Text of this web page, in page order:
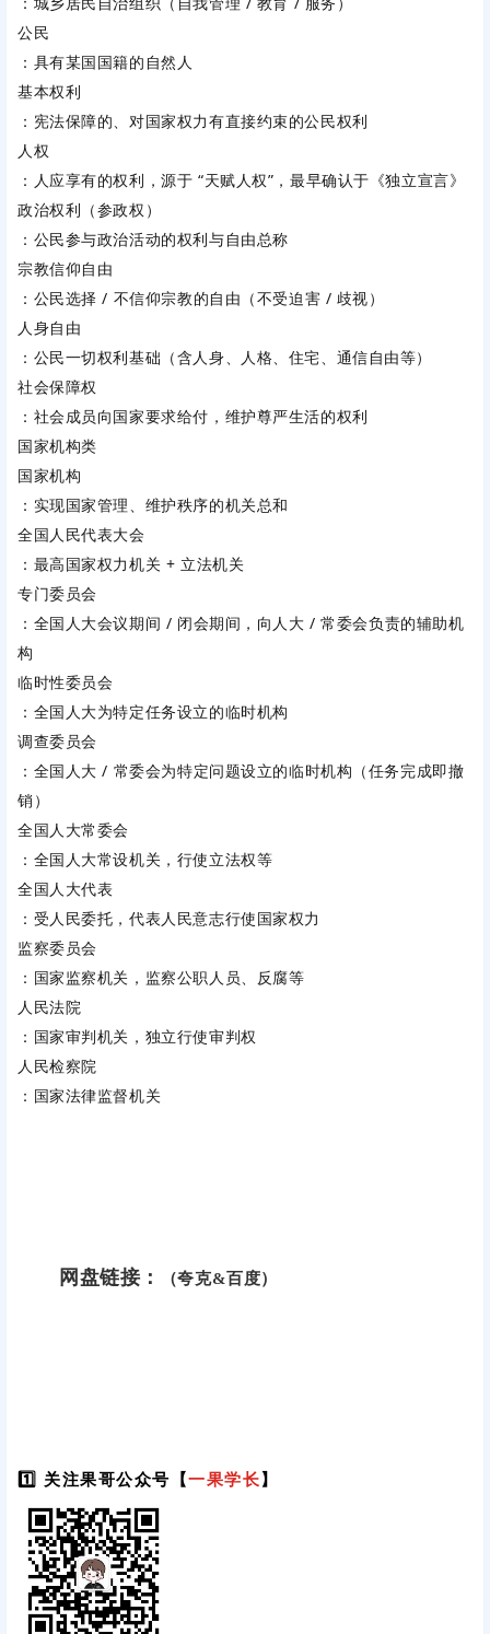
公民
：具有某国国籍的自然人
基本权利
：宪法保障的、对国家权力有直接约束的公民权利
人权
：人应享有的权利，源于 “天赋人权”，最早确认于《独立宣言》
政治权利（参政权）
：公民参与政治活动的权利与自由总称
宗教信仰自由
：公民选择 / 不信仰宗教的自由（不受迫害 / 歧视）
人身自由
：公民一切权利基础（含人身、人格、住宅、通信自由等）
社会保障权
：社会成员向国家要求给付，维护尊严生活的权利
国家机构类
国家机构
：实现国家管理、维护秩序的机关总和
全国人民代表大会
：最高国家权力机关 + 立法机关
专门委员会
：全国人大会议期间 / 闭会期间，向人大 / 常委会负责的辅助机
构
临时性委员会
：全国人大为特定任务设立的临时机构
调查委员会
：全国人大 / 常委会为特定问题设立的临时机构（任务完成即撤
销）
全国人大常委会
：全国人大常设机关，行使立法权等
全国人大代表
：受人民委托，代表人民意志行使国家权力
监察委员会
：国家监察机关，监察公职人员、反腐等
人民法院
：国家审判机关，独立行使审判权
人民检察院
：国家法律监督机关
网盘链接： （夸克&百度）
1️⃣ 关注果哥公众号【一果学长】